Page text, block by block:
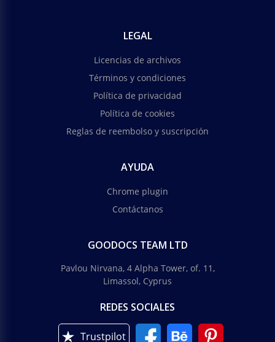
LEGAL
Licencias de archivos
Términos y condiciones
Política de privacidad
Política de cookies
Reglas de reembolso y suscripción
AYUDA
Chrome plugin
Contáctanos
GOODOCS TEAM LTD
Pavlou Nirvana, 4 Alpha Tower, of. 11,
Limassol, Cyprus
REDES SOCIALES
Trustpilot